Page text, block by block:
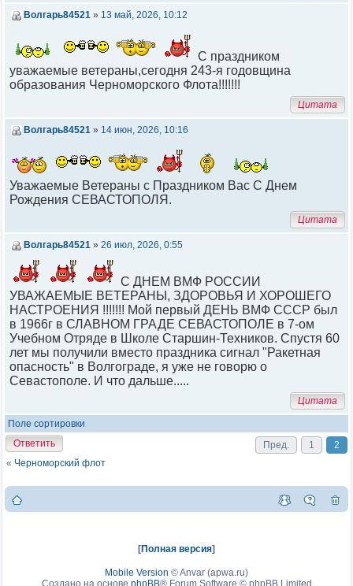
Волгарь84521 » 13 май, 2026, 10:12
С праздником
уважаемые ветераны,сегодня 243-я годовщина
образования Черноморского Флота!!!!!!!
Цитата
Волгарь84521 » 14 июн, 2026, 10:16
Уважаемые Ветераны с Праздником Вас С Днем
Рождения СЕВАСТОПОЛЯ.
Цитата
Волгарь84521 » 26 июл, 2026, 0:55
С ДНЕМ ВМФ РОССИИ
УВАЖАЕМЫЕ ВЕТЕРАНЫ, ЗДОРОВЬЯ И ХОРОШЕГО
НАСТРОЕНИЯ !!!!!!! Мой первый ДЕНЬ ВМФ СССР был
в 1966г в СЛАВНОМ ГРАДЕ СЕВАСТОПОЛЕ в 7-ом
Учебном Отряде в Школе Старшин-Техников. Спустя 60
лет мы получили вместо праздника сигнал "Ракетная
опасность" в Волгограде, я уже не говорю о
Севастополе. И что дальше.....
Цитата
Поле сортировки
Пред.
1 2
Ответить
« Черноморский флот
[Полная версия]
Mobile Version ©Anvar (apwa.ru)
Создано на основе phpBB® Forum Software © phpBB Limited